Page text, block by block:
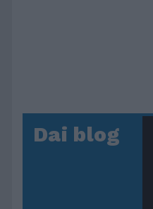
Dai blog